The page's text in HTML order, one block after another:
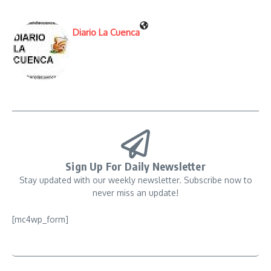
Diario La Cuenca
Sign Up For Daily Newsletter
Stay updated with our weekly newsletter. Subscribe now to
never miss an update!
[mc4wp_form]